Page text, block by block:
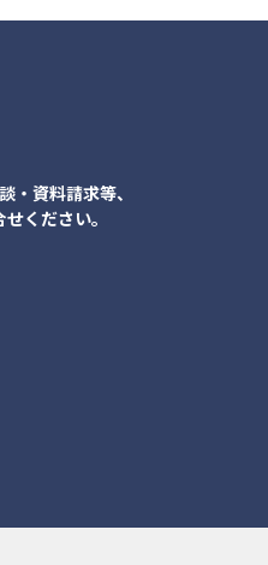
・資料請求等、
ください。